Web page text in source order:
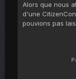
Alors que nous
d'une
pouvions pas